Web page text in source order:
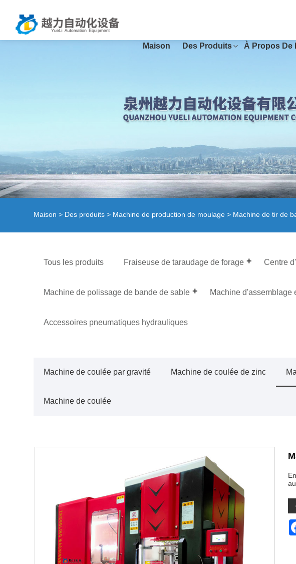
Maison Des Produits À Propos De
Maison > Des produits > Machine de production de moulage > Machine de tir de
Tous les produits Fraiseuse de taraudage de forage Centre
Machine de polissage de bande de sable Machine d'assemblage
Accessoires pneumatiques hydrauliques
Machine de coulée par gravité Machine de coulée de zinc
Machine de coulée